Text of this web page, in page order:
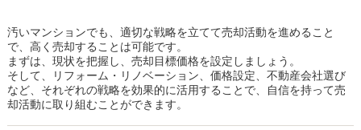
汚いマンションでも、適切な戦略を立てて売却活動を進めること
で、高く売却することは可能です。
まずは、現状を把握し、売却目標価格を設定しましょう。
そして、リフォーム・リノベーション、価格設定、不動産会社選び
など、それぞれの戦略を効果的に活用することで、自信を持って売
却活動に取り組むことができます。